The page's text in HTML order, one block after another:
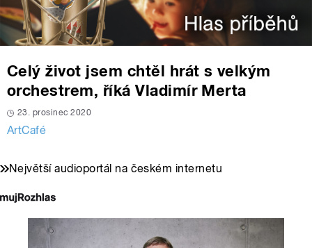
Celý život jsem chtěl hrát s velkým
orchestrem, říká Vladimír Merta
23. prosinec 2020
ArtCafé
Největší audioportál na českém internetu